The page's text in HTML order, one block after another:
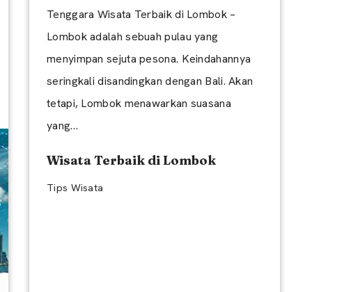
Tenggara Wisata Terbaik di Lombok –
Lombok adalah sebuah pulau yang
menyimpan sejuta pesona. Keindahannya
seringkali disandingkan dengan Bali. Akan
tetapi, Lombok menawarkan suasana
yang…
Wisata Terbaik di Lombok
Tips Wisata